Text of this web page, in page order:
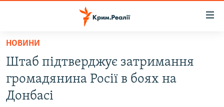
Перейти
основного
матеріалу
Перейти
до
НОВИНИ
ВОДА.КРИМ
ВІДЕО ТА ФОТО
НОВИНИ
Штаб підтверджує затримання
громадянина Росії в боях на
Донбасі